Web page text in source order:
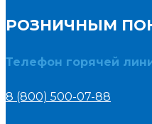
РОЗНИЧНЫМ
Телефон горячей
8 (800) 500-07-88